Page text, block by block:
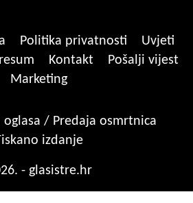
Politika privatnosti
Uvjeti
Kontakt
Pošalji vijest
Marketing
oglasa / Predaja osmrtnica
izdanje
- glasistre.hr